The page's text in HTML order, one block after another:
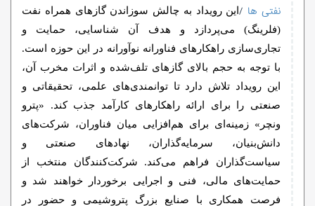
نفتی ها / این رویداد به چالش سوزاندن گازهای همراه نفت
(فلرینگ) می‌پردازد و هدف آن شناسایی، حمایت و
تجاری‌سازی راهکارهای فناورانه نوآورانه در این حوزه است.
با توجه به حجم بالای گازهای تلف‌شده و اثرات مخرب آن،
این رویداد تلاش دارد تا توانمندی‌های علمی، تحقیقاتی و
صنعتی را برای ارائه راهکارهای کارآمد جذب کند. «پترو
ونچر» زمینه‌ای برای هم‌افزایی میان فناوران، شرکت‌های
دانش‌بنیان، سرمایه‌گذاران، نهادهای صنعتی و
سیاست‌گذاران فراهم می‌کند. شرکت‌کنندگان منتخب از
حمایت‌های مالی، فنی و اجرایی برخوردار خواهند شد و
فرصت همکاری با صنایع بزرگ پتروشیمی و حضور در